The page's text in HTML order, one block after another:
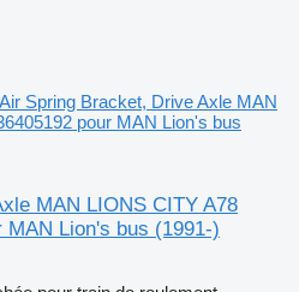
Air Spring Bracket, Drive Axle MAN
pour MAN Lion's bus
MAN LIONS CITY A78
MAN Lion's bus (1991-)